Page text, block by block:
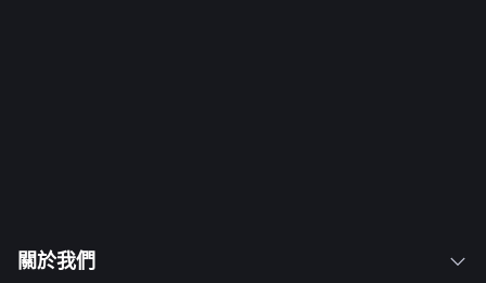
關於我們